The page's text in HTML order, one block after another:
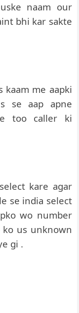
naam our
bhi kar sakte
kaam me aapki
se aap apne
too caller ki
kare agar
se india select
wo number
ko us unknown
gi .